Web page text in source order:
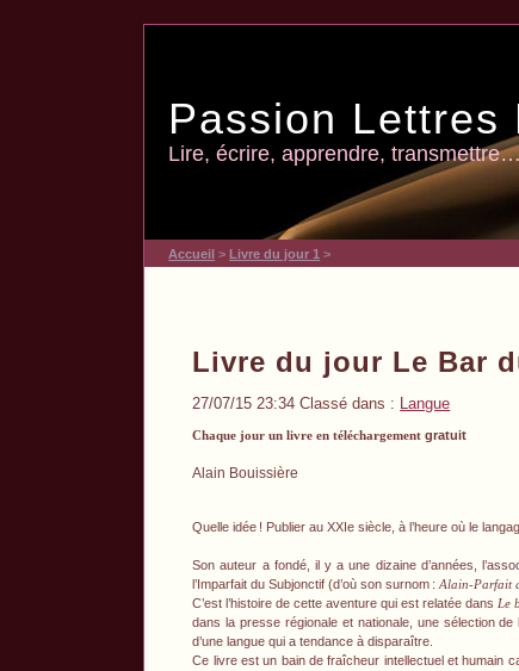
Passion Lettres
Lire, écrire, apprendre,
Accueil >Livre du jour 1 >
Livre du jour Le Bar
27/07/15 23:34 Classé dans : Langue
Chaque jour un livre en téléchargement gratuit
Alain Bouissière
Quelle idée ! Publier au XXIe siècle, à l’heure où le
Son auteur a fondé, il y a une dizaine d’années,
l’Imparfait du Subjonctif (d’où son surnom :Alain-Parfait
C’est l’histoire de cette aventure qui est relatée dans Le
dans la presse régionale et nationale, une sélection
d’une langue qui a tendance à disparaître.
Ce livre est un bain de fraîcheur intellectuel et humain